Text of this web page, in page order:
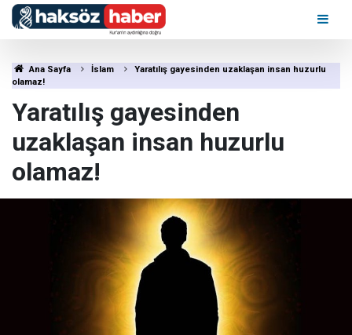
Ana Sayfa İslam
Yaratılış gayesinden uzaklaşan insan huzurlu
olamaz!
Yaratılış gayesinden
uzaklaşan insan huzurlu
olamaz!